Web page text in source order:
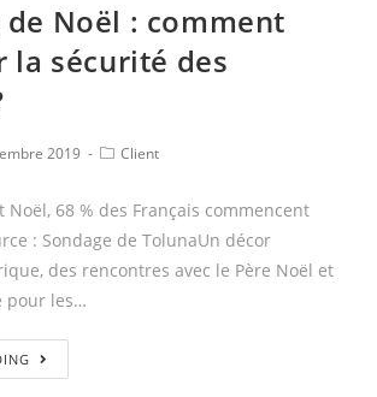
de Noël : comment
la sécurité des
2019 Client
Noël, 68 % des Français commencent
: Sondage de TolunaUn décor
des rencontres avec le Père Noël et
pour les…